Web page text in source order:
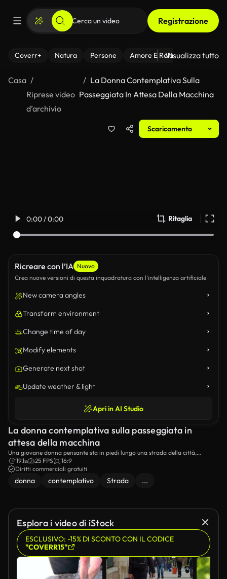
Registrazione
Coverr+ Natura Persone Amore E Relazioni Il
Visualizza tutto
Casa
Riprese video
d’archivio
La Donna Contemplativa Sulla
Passeggiata In Attesa Della Macchina
Scaricamento
0:00 / 0:00 Ritaglia
Ricreare con l’IA Nuovo
Crea nuove versioni di questa inquadratura con l’intelligenza artificiale
New camera angles
Transform environment
Change time of day
Modify elements
Generate next shot
Update weather & light
Apri in AI Studio
La donna contemplativa sulla passeggiata in
attesa della macchina
Una giovane donna pensante sta in piedi lungo una strada della città,
apparentemente in attesa di qualcuno, mentre passano le auto.
19.1s 25 FPS
16:9
Diritti commerciali gratuiti
donna contemplativo Strada ...
Esplora i video di iStock
ESCLUSIVO: -15% DI SCONTO CON IL CODICE
"COVERR15"